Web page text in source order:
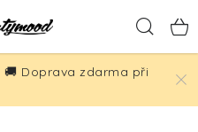
🚚 Doprava zdarma při